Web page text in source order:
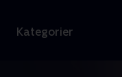
Kategorier